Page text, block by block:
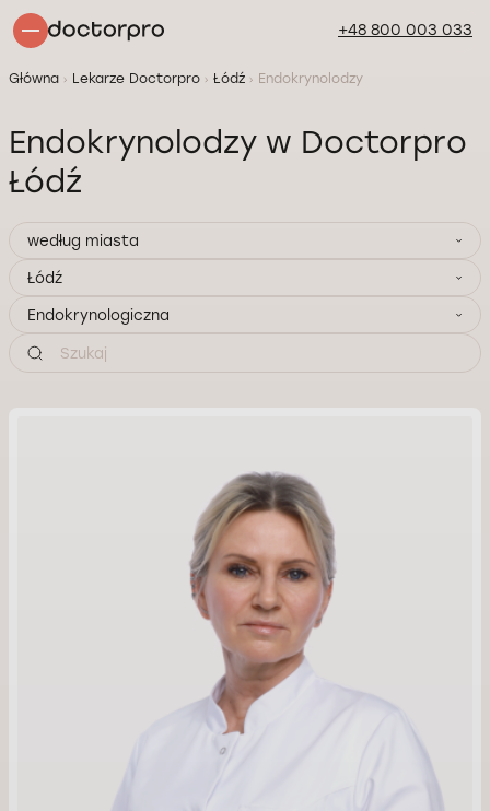
+48 800 003 033
Główna Lekarze Doctorpro Łódź Endokrynolodzy
Endokrynolodzy w Doctorpro
Łódź
według miasta
Łódź
Endokrynologiczna